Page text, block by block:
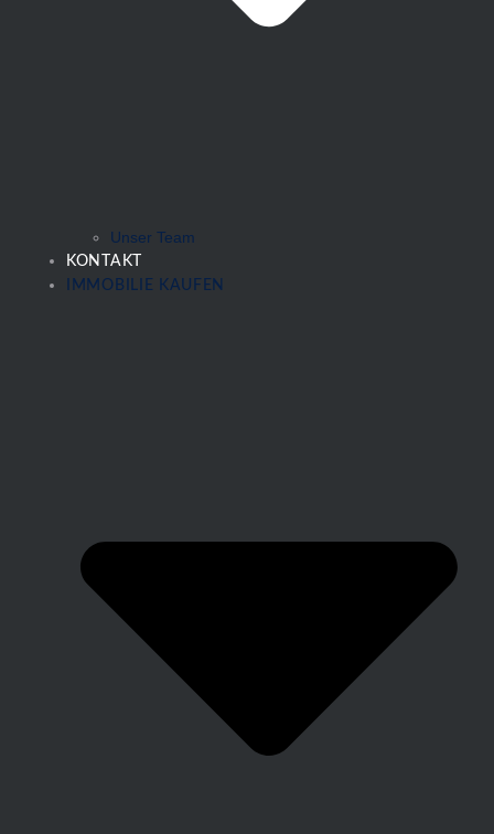
Unser Team
KONTAKT
IMMOBILIE KAUFEN